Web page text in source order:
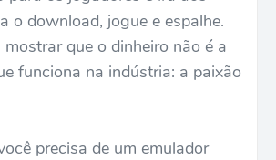
o download, jogue e espalhe.
que o dinheiro não é a
funciona na indústria: a paixão
precisa de um emulador